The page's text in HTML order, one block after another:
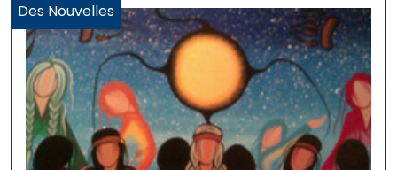
Des Nouvelles